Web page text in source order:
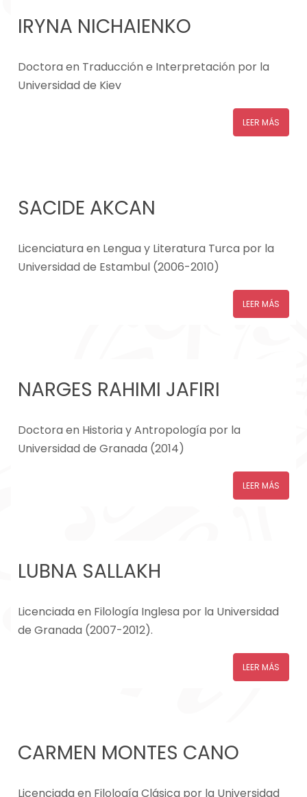
IRYNA NICHAIENKO
Doctora en Traducción e Interpretación por la
Universidad de Kiev
LEER MÁS
SACIDE AKCAN
Licenciatura en Lengua y Literatura Turca por la
Universidad de Estambul (2006-2010)
LEER MÁS
NARGES RAHIMI JAFIRI
Doctora en Historia y Antropología por la
Universidad de Granada (2014)
LEER MÁS
LUBNA SALLAKH
Licenciada en Filología Inglesa por la Universidad
de Granada (2007-2012).
LEER MÁS
CARMEN MONTES CANO
Licenciada en Filología Clásica por la Universidad